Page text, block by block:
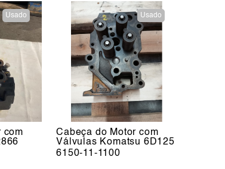
Usado
com
Usado
Cabeça do Motor com
Válvulas Komatsu 6D125
6150-11-1100